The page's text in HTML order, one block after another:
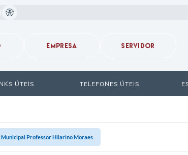
EMPRESA SERVIDOR
ÚTEIS TELEFONES ÚTEIS
Municipal Professor Hilarino Moraes